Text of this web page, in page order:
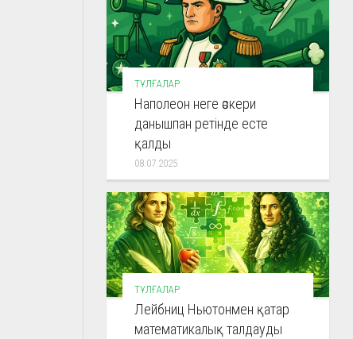
ТҰЛҒАЛАР
Наполеон неге әскери
данышпан ретінде есте
қалды
08.07.2025
ТҰЛҒАЛАР
Лейбниц Ньютонмен қатар
математикалық талдауды